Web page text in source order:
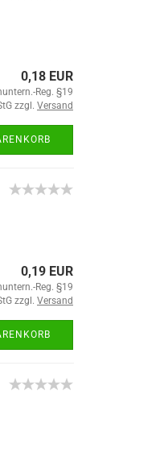
0,18 EUR
Reg. §19
zzgl. Versand
0,19 EUR
Reg. §19
zzgl. Versand